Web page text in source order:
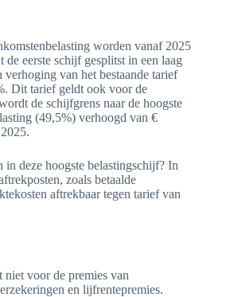
worden vanaf 2025
eerste schijf gesplitst in een laag
van het bestaande tarief
Dit tarief geldt ook voor de
de schijfgrens naar de hoogste
(49,5%) verhoogd van €
deze hoogste belastingschijf? In
zoals betaalde
aftrekbaar tegen tarief van
voor de premies van
en lijfrentepremies.